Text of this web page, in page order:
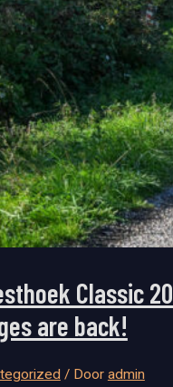
Classic
are back!
/ Door admin